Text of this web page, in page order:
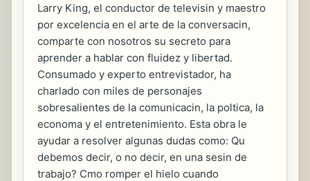
Larry King, el conductor de televisin y maestro
por excelencia en el arte de la conversacin,
comparte con nosotros su secreto para
aprender a hablar con fluidez y libertad.
Consumado y experto entrevistador, ha
charlado con miles de personajes
sobresalientes de la comunicacin, la poltica, la
economa y el entretenimiento. Esta obra le
ayudar a resolver algunas dudas como: Qu
debemos decir, o no decir, en una sesin de
trabajo? Cmo romper el hielo cuando